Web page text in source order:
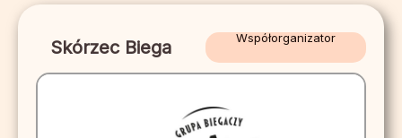
Skórzec Biega Współorganizator